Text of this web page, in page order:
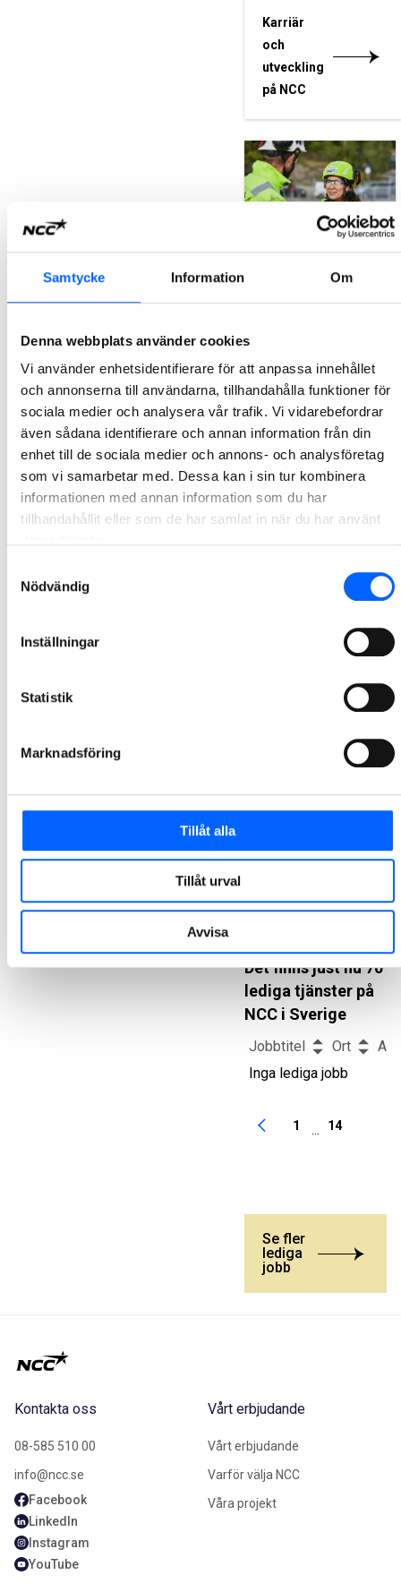
Samtycke Information Om
Denna webbplats använder cookies
Vi använder enhetsidentifierare för att anpassa innehållet
och annonserna till användarna, tillhandahålla funktioner för
sociala medier och analysera vår trafik. Vi vidarebefordrar
även sådana identifierare och annan information från din
enhet till de sociala medier och annons- och analysföretag
som vi samarbetar med. Dessa kan i sin tur kombinera
informationen med annan information som du har
tillhandahållit eller som de har samlat in när du har använt
Nödvändig
Inställningar
Statistik
Marknadsföring
Tillåt alla
Tillåt urval
Avvisa
Karriär
och
utveckling
på NCC
Platschef
på NCC
jobb med stort eget
ansvar.
Läs mer
om
rollen
som
platschef
Livet som
Få en inblick i ett
Det finns just nu 70
lediga tjänster på
NCC i Sverige
Jobbtitel Ort
Inga lediga jobb
1 ... 14
Se fler
lediga
jobb
Kontakta oss
08-585 510 00
info@ncc.se
Facebook
LinkedIn
Instagram
YouTube
Vårt erbjudande
Vårt erbjudande
Varför välja NCC
Våra projekt